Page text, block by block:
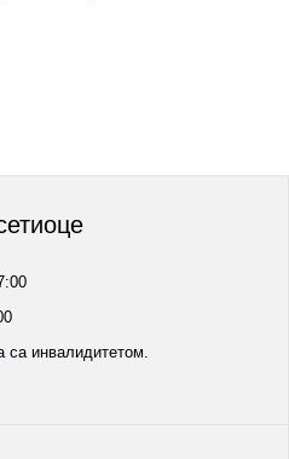
са инвалидитетом.